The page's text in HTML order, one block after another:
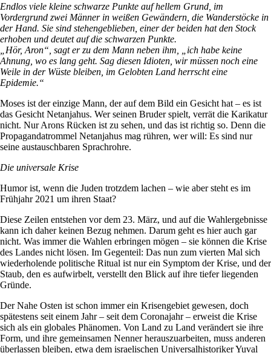
Endlos viele kleine schwarze Punkte auf hellem Grund, im
Vordergrund zwei Männer in weißen Gewändern, die Wanderstöcke in
der Hand. Sie sind stehengeblieben, einer der beiden hat den Stock
erhoben und deutet auf die schwarzen Punkte.
„Hör, Aron“, sagt er zu dem Mann neben ihm, „ich habe keine
Ahnung, wo es lang geht. Sag diesen Idioten, wir müssen noch eine
Weile in der Wüste bleiben, im Gelobten Land herrscht eine
Epidemie.“
Moses ist der einzige Mann, der auf dem Bild ein Gesicht hat – es ist
das Gesicht Netanjahus. Wer seinen Bruder spielt, verrät die Karikatur
nicht. Nur Arons Rücken ist zu sehen, und das ist richtig so. Denn die
Propagandatrommel Netanjahus mag rühren, wer will: Es sind nur
seine austauschbaren Sprachrohre.
Die universale Krise
Humor ist, wenn die Juden trotzdem lachen – wie aber steht es im
Frühjahr 2021 um ihren Staat?
Diese Zeilen entstehen vor dem 23. März, und auf die Wahlergebnisse
kann ich daher keinen Bezug nehmen. Darum geht es hier auch gar
nicht. Was immer die Wahlen erbringen mögen – sie können die Krise
des Landes nicht lösen. Im Gegenteil: Das nun zum vierten Mal sich
wiederholende politische Ritual ist nur ein Symptom der Krise, und der
Staub, den es aufwirbelt, verstellt den Blick auf ihre tiefer liegenden
Gründe.
Der Nahe Osten ist schon immer ein Krisengebiet gewesen, doch
spätestens seit einem Jahr – seit dem Coronajahr – erweist die Krise
sich als ein globales Phänomen. Von Land zu Land verändert sie ihre
Form, und ihre gemeinsamen Nenner herauszuarbeiten, muss anderen
überlassen bleiben, etwa dem israelischen Universalhistoriker Yuval